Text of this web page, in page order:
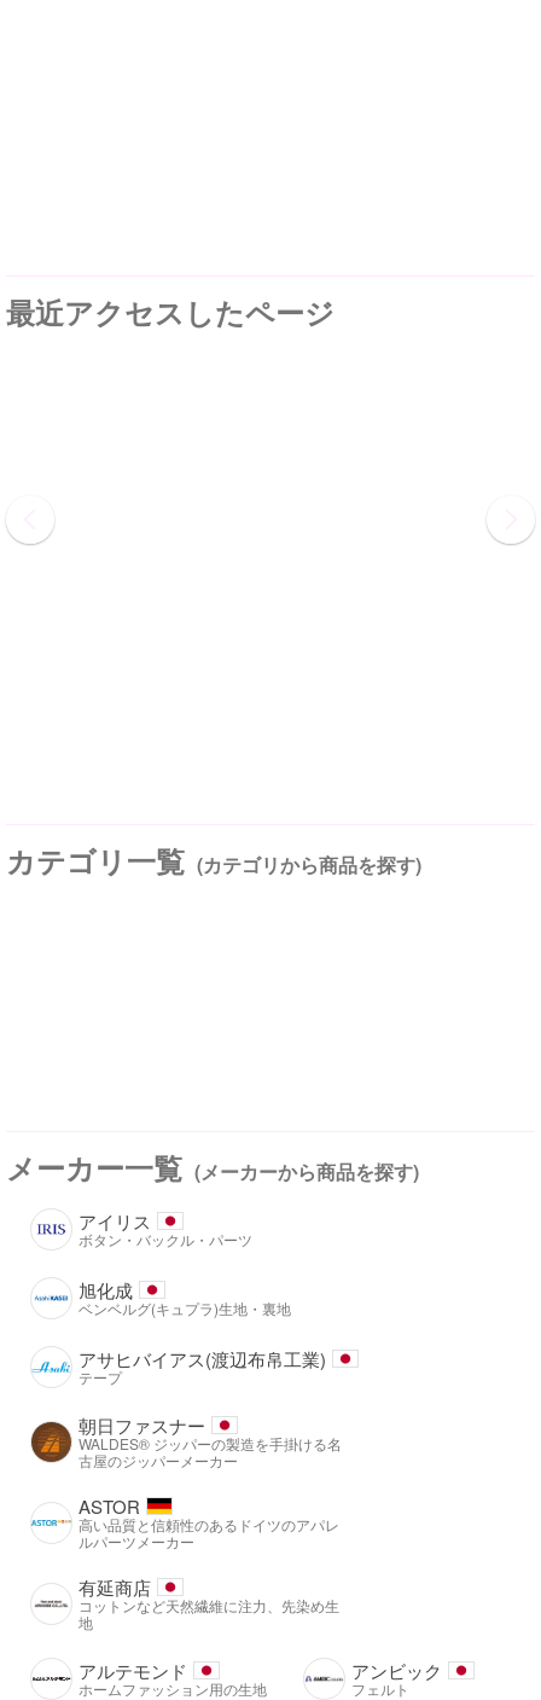
最近アクセスしたページ
カテゴリ一覧 (カテゴリから商品を探す)
メーカー一覧 (メーカーから商品を探す)
アイリス
ボタン・バックル・パーツ
旭化成
ベンベルグ(キュプラ)生地・裏地
アサヒバイアス(渡辺布帛工業)
テープ
朝日ファスナー
WALDES® ジッパーの製造を手掛ける名
古屋のジッパーメーカー
ASTOR
高い品質と信頼性のあるドイツのアパレ
ルパーツメーカー
有延商店
コットンなど天然繊維に注力、先染め生
地
アルテモンド
ホームファッション用の生地
アンビック
フェルト